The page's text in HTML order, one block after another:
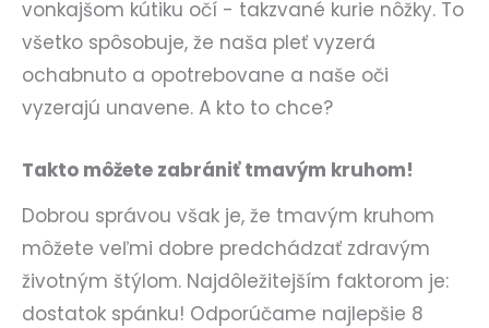
vonkajšom kútiku očí - takzvané kurie nôžky. To
všetko spôsobuje, že naša pleť vyzerá
ochabnuto a opotrebovane a naše oči
vyzerajú unavene. A kto to chce?
Takto môžete zabrániť tmavým kruhom!
Dobrou správou však je, že tmavým kruhom
môžete veľmi dobre predchádzať zdravým
životným štýlom. Najdôležitejším faktorom je:
dostatok spánku! Odporúčame najlepšie 8